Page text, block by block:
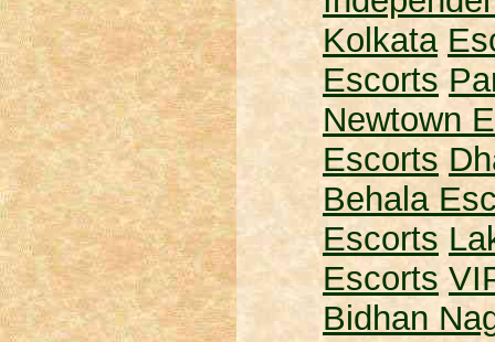
Kolkata
Escorts
Newtown
Escorts
Behala
Escorts
Escorts
Bidhan